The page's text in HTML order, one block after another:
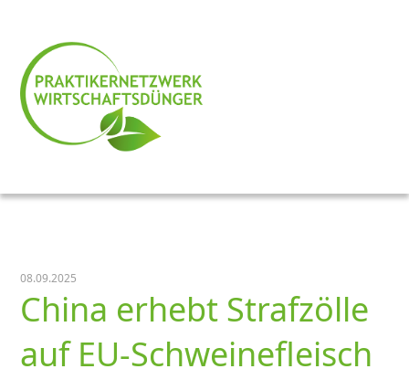
08.09.2025
China erhebt Strafzölle
auf EU-Schweinefleisch